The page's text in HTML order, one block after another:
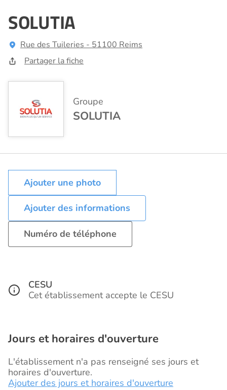
SOLUTIA
Rue des Tuileries - 51100 Reims
Partager la fiche
Groupe
SOLUTIA
Ajouter des informations
Numéro de téléphone
CESU
Cet établissement accepte le CESU
Jours et horaires d'ouverture
L'établissement n'a pas renseigné ses jours et
horaires d'ouverture.
Ajouter des jours et horaires d'ouverture